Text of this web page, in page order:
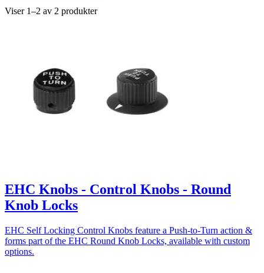
Viser 1–2 av 2 produkter
EHC Knobs - Control Knobs - Round
Knob Locks
EHC Self Locking Control Knobs feature a Push-to-Turn action &
forms part of the EHC Round Knob Locks, available with custom
options.